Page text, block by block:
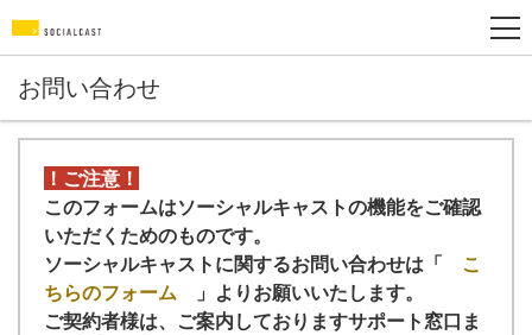
お問い合わせ
！ご注意！
このフォームはソーシャルキャストの機能をご確認
いただくためのものです。
ソーシャルキャストに関するお問い合わせは「 こ
ちらのフォーム 」よりお願いいたします。
ご契約者様は、ご案内しておりますサポート窓口ま